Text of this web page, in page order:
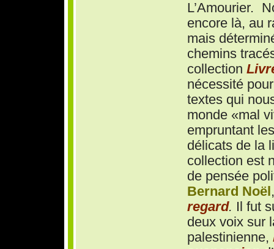
L’Amourier.
encore là, au
mais
chemins
collection
nécessité
textes qui
monde «mal
empruntant
délicats de la
collection est
de pensée
Bernard Noël
regard. Il fut
deux voix sur
palestinienne,